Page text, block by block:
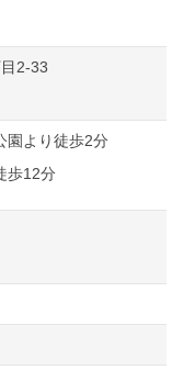
2-33
園より徒歩2分
歩12分